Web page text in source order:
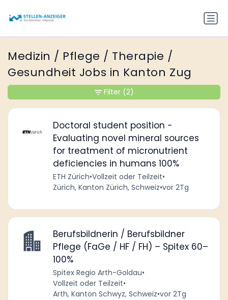
Medizin / Pflege / Therapie /
Gesundheit Jobs in Kanton Zug
Doctoral student position -
Evaluating novel mineral sources
for treatment of micronutrient
deficiencies in humans 100%
ETH Zürich•Vollzeit oder Teilzeit•
Zürich, Kanton Zürich, Schweiz•vor 2Tg
Berufsbildnerin / Berufsbildner
Pflege (FaGe / HF / FH) – Spitex 60–
100%
Spitex Regio Arth-Goldau•
Vollzeit oder Teilzeit•
Arth, Kanton Schwyz, Schweiz•vor 2Tg
Filter (2)